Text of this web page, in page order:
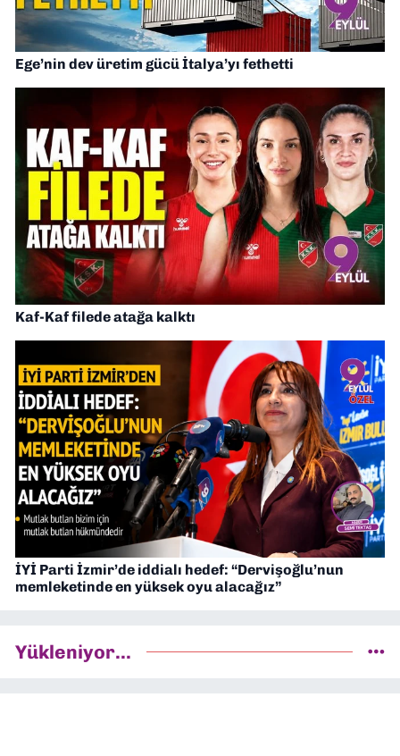
Ege’nin dev üretim gücü İtalya’yı fethetti
Kaf-Kaf filede atağa kalktı
İYİ Parti İzmir’de iddialı hedef: “Dervişoğlu’nun
memleketinde en yüksek oyu alacağız”
Yükleniyor...